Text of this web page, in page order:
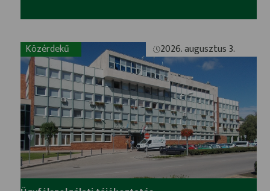
Közérdekű 2026. augusztus 3.